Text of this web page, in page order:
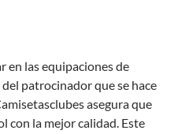
en las equipaciones de
patrocinador que se hace
asegura que
con la mejor calidad. Este